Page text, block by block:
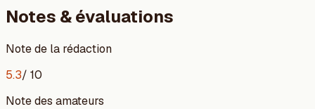
Notes & évaluations
Note de la rédaction
5.3/ 10
Note des amateurs